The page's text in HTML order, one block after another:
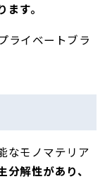
す。
ライベートブラ
なモノマテリア
解性があり、